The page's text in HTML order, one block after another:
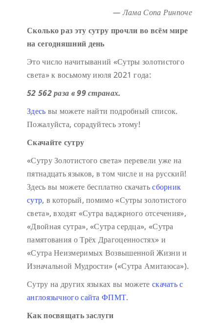
— Лама Сопа Ринпоче
Сколько раз эту сутру прочли во всём мире
на сегодняшний день
Это число начитываний «Сутры золотистого
света» к восьмому июля 2021 года:
52 562 раза в 99 странах.
Здесь вы можете найти подробный список.
Пожалуйста, сорадуйтесь этому!
Скачайте сутру
«Сутру Золотистого света» перевели уже на
пятнадцать языков, в том числе и на русский!
Здесь вы можете бесплатно скачатьсборник
сутр, в который, помимо «Сутры золотистого
света», входят «Сутра ваджрного отсечения»,
«Двойная сутра», «Сутра сердца», «Сутра
памятования о Трёх Драгоценностях» и
«Сутра Неизмеримых Возвышенной Жизни и
Изначальной Мудрости» («Сутра Амитаюса»).
Сутру на других языках вы можете скачать с
англоязычного сайта ФПМТ.
Как посвящать заслуги